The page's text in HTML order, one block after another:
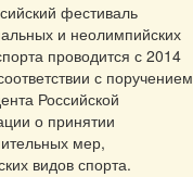
фестиваль
и неолимпийских
проводится с 2014
с поручением
Российской
о принятии
мер,
видов спорта.